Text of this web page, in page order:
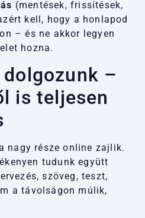
(mentések, frissítések,
kell, hogy a honlapod
– és ne akkor legyen
hozna.
dolgozunk –
is teljesen
nagy része online zajlik.
tudunk együtt
szöveg, teszt,
a távolságon múlik,